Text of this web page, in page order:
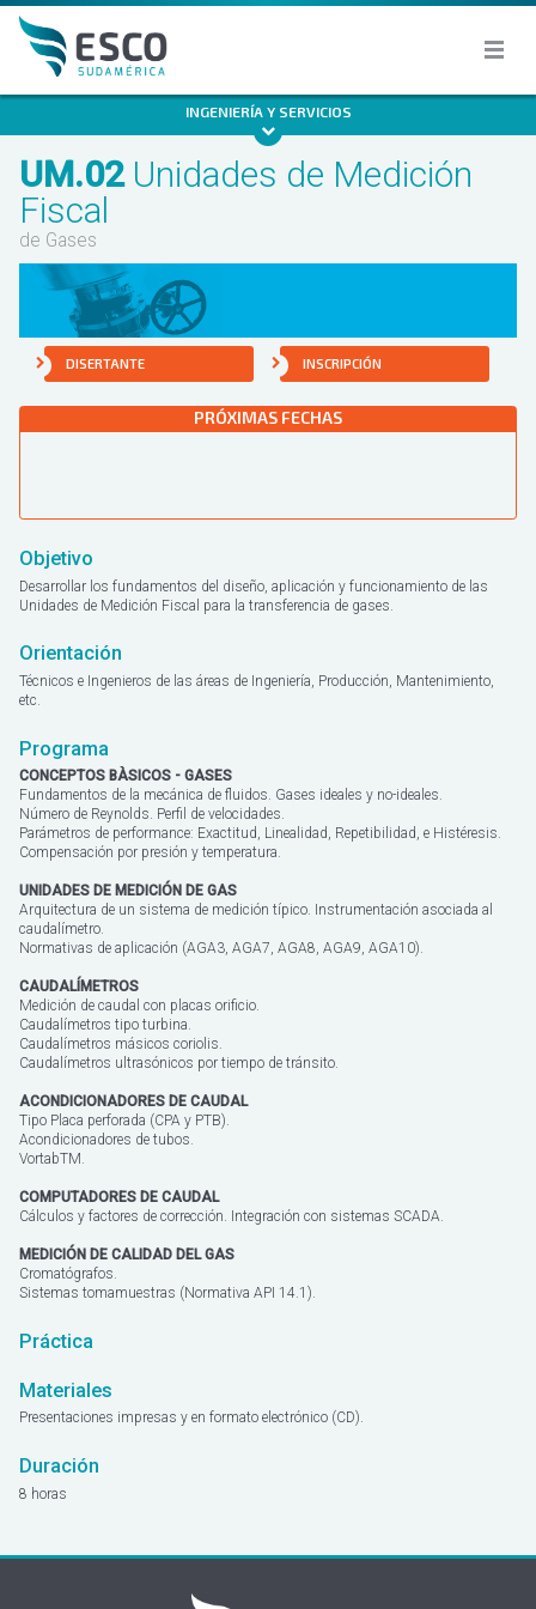
ESCO
INGENIERÍA Y SERVICIOS
UM.02Unidades de Medición
Fiscal
de Gases
DISERTANTE INSCRIPCIÓN
PRÓXIMAS FECHAS
Objetivo
Desarrollar los fundamentos del diseño, aplicación y funcionamiento de las
Unidades de Medición Fiscal para la transferencia de gases.
Orientación
Técnicos e Ingenieros de las áreas de Ingeniería, Producción, Mantenimiento,
etc.
Programa
CONCEPTOS BÀSICOS - GASES
Fundamentos de la mecánica de fluidos. Gases ideales y no-ideales.
Número de Reynolds. Perfil de velocidades.
Parámetros de performance: Exactitud, Linealidad, Repetibilidad, e Histéresis.
Compensación por presión y temperatura.
UNIDADES DE MEDICIÓN DE GAS
Arquitectura de un sistema de medición típico. Instrumentación asociada al
caudalímetro.
Normativas de aplicación (AGA3, AGA7, AGA8, AGA9, AGA10).
CAUDALÍMETROS
Medición de caudal con placas orificio.
Caudalímetros tipo turbina.
Caudalímetros másicos coriolis.
Caudalímetros ultrasónicos por tiempo de tránsito.
ACONDICIONADORES DE CAUDAL
Tipo Placa perforada (CPA y PTB).
Acondicionadores de tubos.
VortabTM.
COMPUTADORES DE CAUDAL
Cálculos y factores de corrección. Integración con sistemas SCADA.
MEDICIÓN DE CALIDAD DEL GAS
Cromatógrafos.
Sistemas tomamuestras (Normativa API 14.1).
Práctica
Materiales
Presentaciones impresas y en formato electrónico (CD).
Duración
8 horas